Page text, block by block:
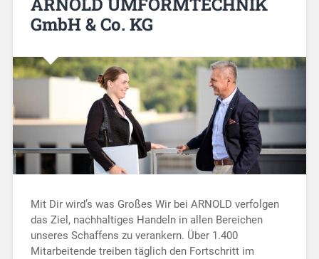
GmbH & Co. KG
Mit Dir wird’s was Großes Wir bei ARNOLD verfolgen
das Ziel, nachhaltiges Handeln in allen Bereichen
unseres Schaffens zu verankern. Über 1.400
Mitarbeitende treiben täglich den Fortschritt im